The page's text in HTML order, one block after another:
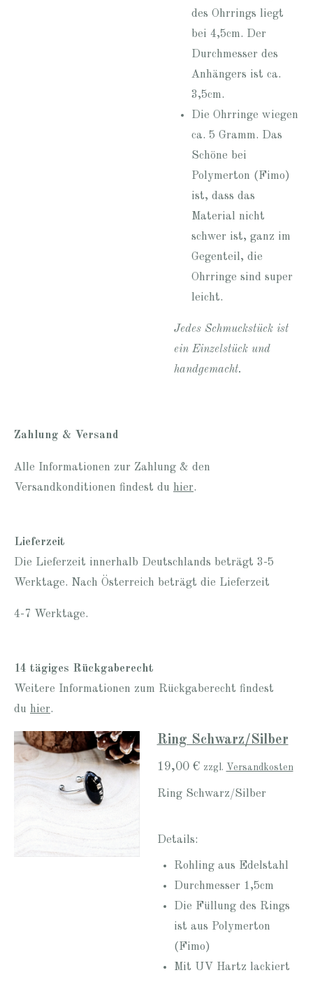
des Ohrrings liegt
bei 4,5cm. Der
Durchmesser des
Anhängers ist ca.
3,5cm.
Die Ohrringe wiegen
ca. 5 Gramm. Das
Schöne bei
Polymerton (Fimo)
ist, dass das
Material nicht
schwer ist, ganz im
Gegenteil, die
Ohrringe sind super
leicht.
Jedes Schmuckstück ist
ein Einzelstück und
handgemacht.
Zahlung & Versand
Alle Informationen zur Zahlung & den
Versandkonditionen findest du hier.
Lieferzeit
Die Lieferzeit innerhalb Deutschlands beträgt 3-5
Werktage. Nach Österreich beträgt die Lieferzeit
4-7 Werktage.
14 tägiges Rückgaberecht
Weitere Informationen zum Rückgaberecht findest
du hier.
Ring Schwarz/Silber
19,00 € zzgl. Versandkosten
Ring Schwarz/Silber
Details:
Rohling aus Edelstahl
Durchmesser 1,5cm
Die Füllung des Rings
ist aus Polymerton
(Fimo)
Mit UV Hartz lackiert